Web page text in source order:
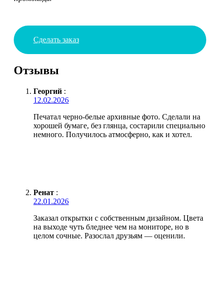
Сделать заказ
Отзывы
Георгий :
12.02.2026
Печатал черно-белые архивные фото. Сделали на
хорошей бумаге, без глянца, состарили специально
немного. Получилось атмосферно, как и хотел.
Ренат :
22.01.2026
Заказал открытки с собственным дизайном. Цвета
на выходе чуть бледнее чем на мониторе, но в
целом сочные. Разослал друзьям — оценили.